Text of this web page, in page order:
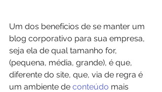
Um dos benefícios de se manter um
blog corporativo para sua empresa,
seja ela de qual tamanho for,
(pequena, média, grande), é que,
diferente do site, que, via de regra é
um ambiente de conteúdo mais